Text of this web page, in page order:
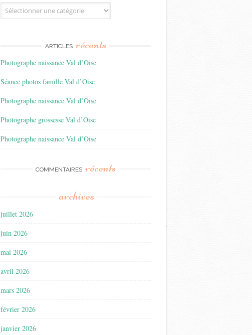
Catégories
ARTICLES récents
Photographe naissance Val d’Oise
Séance photos famille Val d’Oise
Photographe naissance Val d’Oise
Photographe grossesse Val d’Oise
Photographe naissance Val d’Oise
COMMENTAIRES récents
archives
juillet 2026
juin 2026
mai 2026
avril 2026
mars 2026
février 2026
janvier 2026